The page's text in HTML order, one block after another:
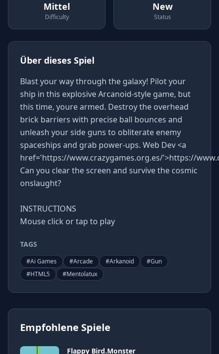
Mittel
Difficulty
New
Status
Über dieses Spiel
Blast your way through the galaxy! Pilot your
ship in this explosive Arcanoid-style game, but
this time, youre armed. Destroy the overhead
brick barriers with precise ball bounces and
unleash your side guns to obliterate enemy
spaceships and grab power-ups. Web Dev <a
href='https://www.crazygames.org.es/'>https://
Can you clear the screen and survive the cosmic
onslaught?
INSTRUCTIONS
Mouse click or tap to play
TAGS
#Ai Games #Arcade #Arkanoid #Gun
#HTML5 #Mentolatux
Empfohlene Spiele
Flappy Bird.Monster